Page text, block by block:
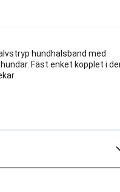
hundhalsband med
Fäst enket kopplet i